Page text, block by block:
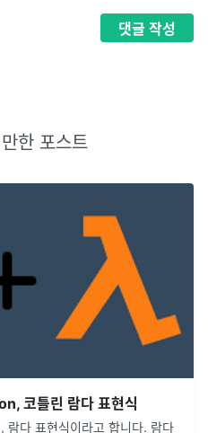
댓글 작성
한 포스트
코틀린 람다 표현식
다 표현식이라고 합니다. 람다